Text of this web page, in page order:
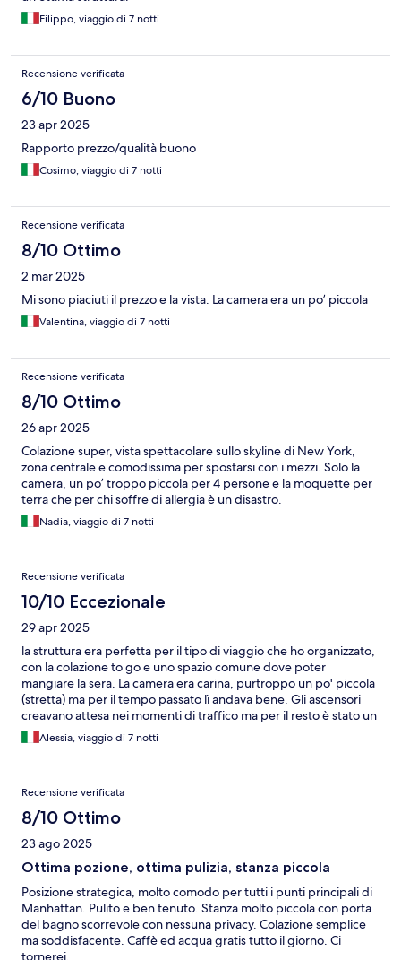
Filippo, viaggio di 7 notti
Recensione verificata
6/10 Buono
23 apr 2025
Rapporto prezzo/qualità buono
Cosimo, viaggio di 7 notti
Recensione verificata
8/10 Ottimo
2 mar 2025
Mi sono piaciuti il prezzo e la vista. La camera era un po’ piccola
Valentina, viaggio di 7 notti
Recensione verificata
8/10 Ottimo
26 apr 2025
Colazione super, vista spettacolare sullo skyline di New York,
zona centrale e comodissima per spostarsi con i mezzi. Solo la
camera, un po’ troppo piccola per 4 persone e la moquette per
terra che per chi soffre di allergia è un disastro.
Nadia, viaggio di 7 notti
Recensione verificata
10/10 Eccezionale
29 apr 2025
la struttura era perfetta per il tipo di viaggio che ho organizzato,
con la colazione to go e uno spazio comune dove poter
mangiare la sera. La camera era carina, purtroppo un po' piccola
(stretta) ma per il tempo passato lì andava bene. Gli ascensori
creavano attesa nei momenti di traffico ma per il resto è stato un
piacevole soggiorno
Alessia, viaggio di 7 notti
Recensione verificata
8/10 Ottimo
23 ago 2025
Ottima pozione, ottima pulizia, stanza piccola
Posizione strategica, molto comodo per tutti i punti principali di
Manhattan. Pulito e ben tenuto. Stanza molto piccola con porta
del bagno scorrevole con nessuna privacy. Colazione semplice
ma soddisfacente. Caffè ed acqua gratis tutto il giorno. Ci
tornerei.